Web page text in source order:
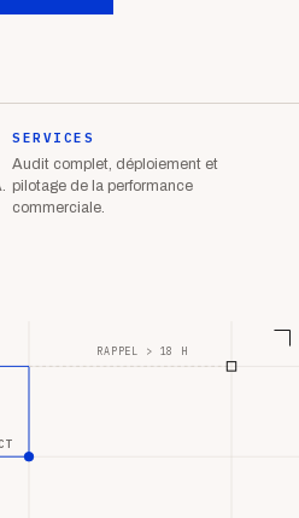
SERVICES
Audit complet, déploiement et
pilotage de la performance
commerciale.
RAPPEL > 18 H